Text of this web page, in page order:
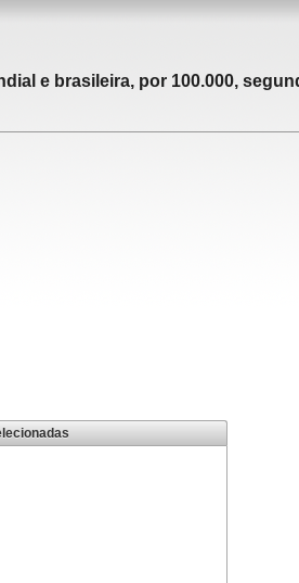
e brasileira, por 100.000,